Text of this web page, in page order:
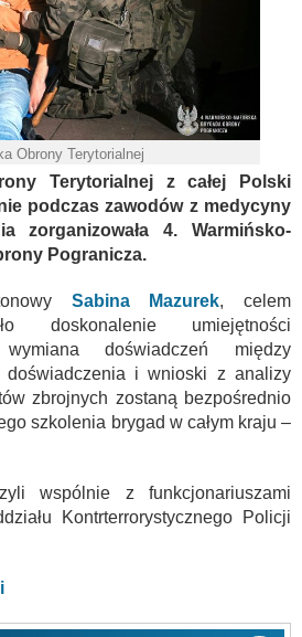
Obrony Terytorialnej
Terytorialnej z całej Polski
podczas zawodów z medycyny
zorganizowała 4. Warmińsko-
Pogranicza.
Sabina Mazurek, celem
doskonalenie umiejętności
doświadczeń między
doświadczenia i wnioski z analizy
zbrojnych zostaną bezpośrednio
szkolenia brygad w całym kraju –
wspólnie z funkcjonariuszami
Kontrterrorystycznego Policji